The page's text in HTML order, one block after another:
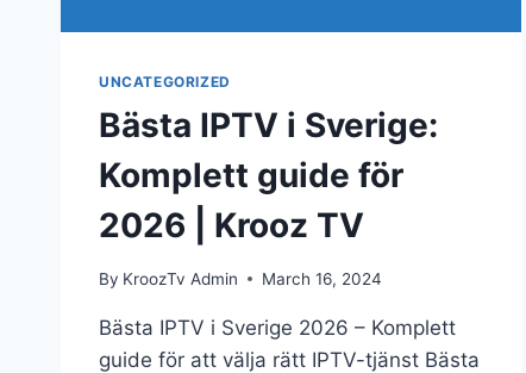
UNCATEGORIZED
Bästa IPTV i Sverige:
Komplett guide för
2026 | Krooz TV
By KroozTv Admin March 16, 2024
Bästa IPTV i Sverige 2026 – Komplett
guide för att välja rätt IPTV-tjänst Bästa